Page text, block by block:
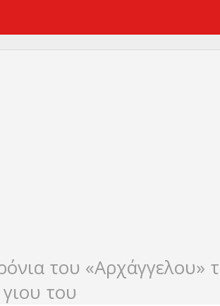
του «Αρχάγγελου»
του